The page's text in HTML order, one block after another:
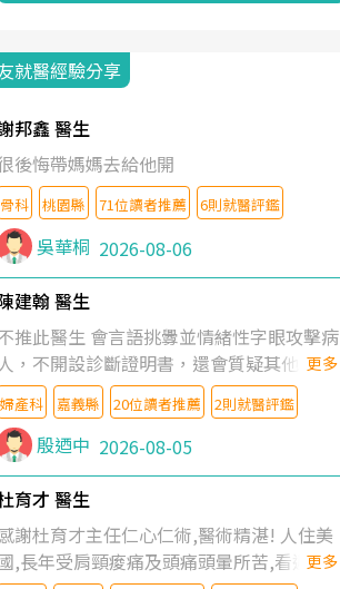
就醫經驗分享
邦鑫 醫生
後悔帶媽媽去給他開
骨科 桃園縣 71位讀者推薦 6則就醫評鑑
吳華桐 2026-08-06
建翰 醫生
推此醫生 會言語挑釁並情緒性字眼攻擊病
，不開設診斷證明書，還會質疑其他醫生
判斷！
更多
婦產科 嘉義縣 20位讀者推薦 2則就醫評鑑
殷迺中 2026-08-05
育才 醫生
謝杜育才主任仁心仁術,醫術精湛! 人住美
,長年受肩頸痠痛及頭痛頭暈所苦,看遍名醫
更多